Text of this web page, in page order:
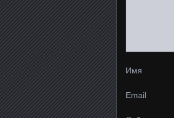
Имя
Email